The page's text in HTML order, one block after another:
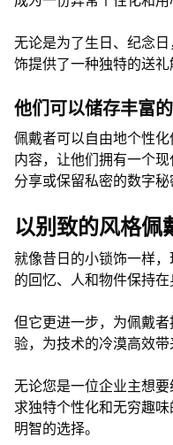
无论是为了生日、纪念
饰提供了一种独特的送礼
他们可以储存丰富的
佩戴者可以自由地个性
内容，让他们拥有一个
分享或保留私密的数字秘
以别致的风格佩
就像昔日的小锁饰一样
的回忆、人和物件保持在
但它更进一步，为佩戴
验，为技术的冷漠高效带
无论您是一位企业主想
求独特个性化和无穷趣
明智的选择。